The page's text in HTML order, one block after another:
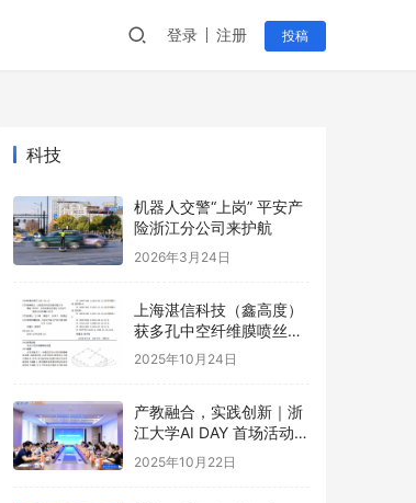
登录 注册 投稿
科技
机器人交警“上岗” 平安产
险浙江分公司来护航
2026年3月24日
上海湛信科技（鑫高度）
获多孔中空纤维膜喷丝装
置等2项专利
2025年10月24日
产教融合，实践创新｜浙
江大学AI DAY 首场活动成
功举办！
2025年10月22日